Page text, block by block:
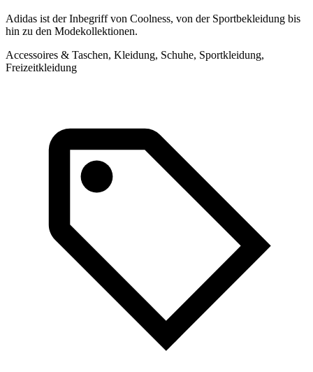
Adidas ist der Inbegriff von Coolness, von der Sportbekleidung bis
hin zu den Modekollektionen.
Accessoires & Taschen, Kleidung, Schuhe, Sportkleidung,
Freizeitkleidung